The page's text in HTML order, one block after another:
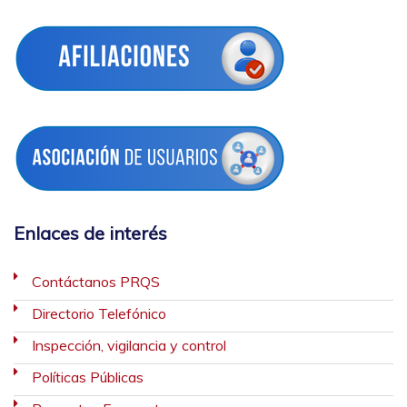
Enlaces de interés
Contáctanos PRQS
Directorio Telefónico
Inspección, vigilancia y control
Políticas Públicas